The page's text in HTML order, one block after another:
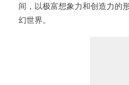
间，以极富想象力和创造力的
幻世界。